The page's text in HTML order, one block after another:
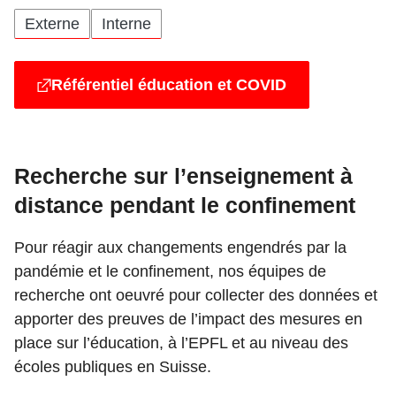
Externe Interne
Référentiel éducation et COVID
Recherche sur l’enseignement à
distance pendant le confinement
Pour réagir aux changements engendrés par la
pandémie et le confinement, nos équipes de
recherche ont oeuvré pour collecter des données et
apporter des preuves de l’impact des mesures en
place sur l’éducation, à l’EPFL et au niveau des
écoles publiques en Suisse.